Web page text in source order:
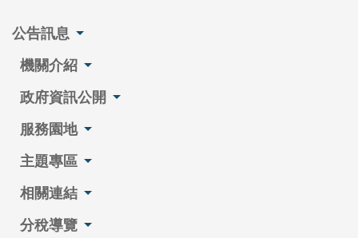
公告訊息
機關介紹
政府資訊公開
服務園地
主題專區
相關連結
分稅導覽